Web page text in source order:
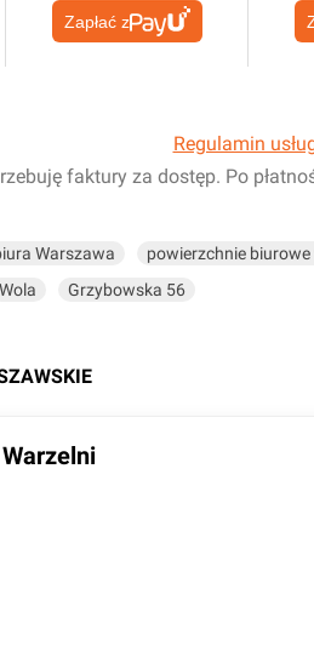
Zapłać z
Regulamin
faktury za dostęp. Po
Warszawa powierzchnie
Wola Grzybowska 56